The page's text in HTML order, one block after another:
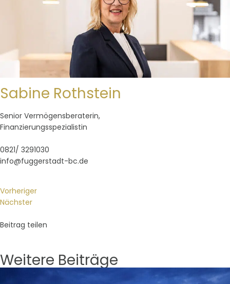
Sabine Rothstein
Senior Vermögensberaterin,
Finanzierungsspezialistin
0821/ 3291030
info@fuggerstadt-bc.de
Vorheriger
Nächster
Beitrag teilen
Weitere Beiträge